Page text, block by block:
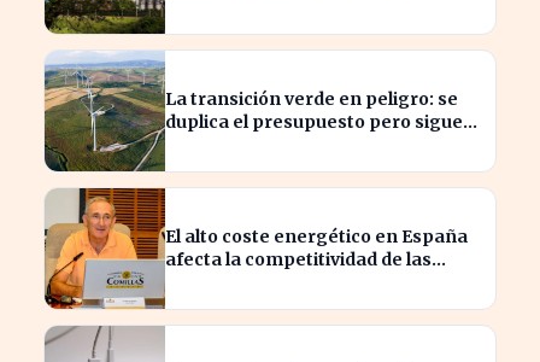
La transición verde en peligro: se
duplica el presupuesto pero sigue
El alto coste energético en España
afecta la competitividad de las